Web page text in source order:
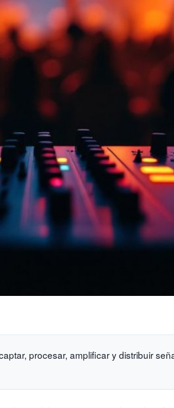
procesar, amplificar y distribuir